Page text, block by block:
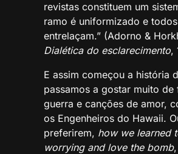
revistas constituem um
ramo é uniformizado e
entrelaçam.” (Adorno &
Dialética do esclarecimento,
E assim começou a história
passamos a gostar muito de
guerra e canções de amor,
os Engenheiros do Hawaii.
preferirem, how we learned
worrying and love the bomb